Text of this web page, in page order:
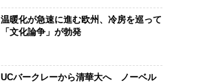
温暖化が急速に進む欧州、冷房を巡って
「文化論争」が勃発
UCバークレーから清華大へ ノーベル